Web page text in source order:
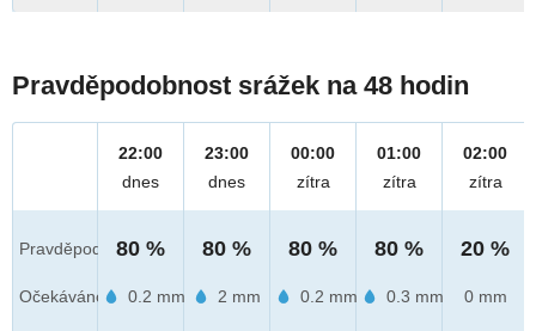
Pravděpodobnost srážek na 48 hodin
Pravděpod.
Očekáváno
22:00
dnes
80 %
0.2 mm
23:00
dnes
80 %
2 mm
00:00
zítra
80 %
0.2 mm
01:00
zítra
80 %
0.3 mm
02:00
zítra
20 %
0 mm